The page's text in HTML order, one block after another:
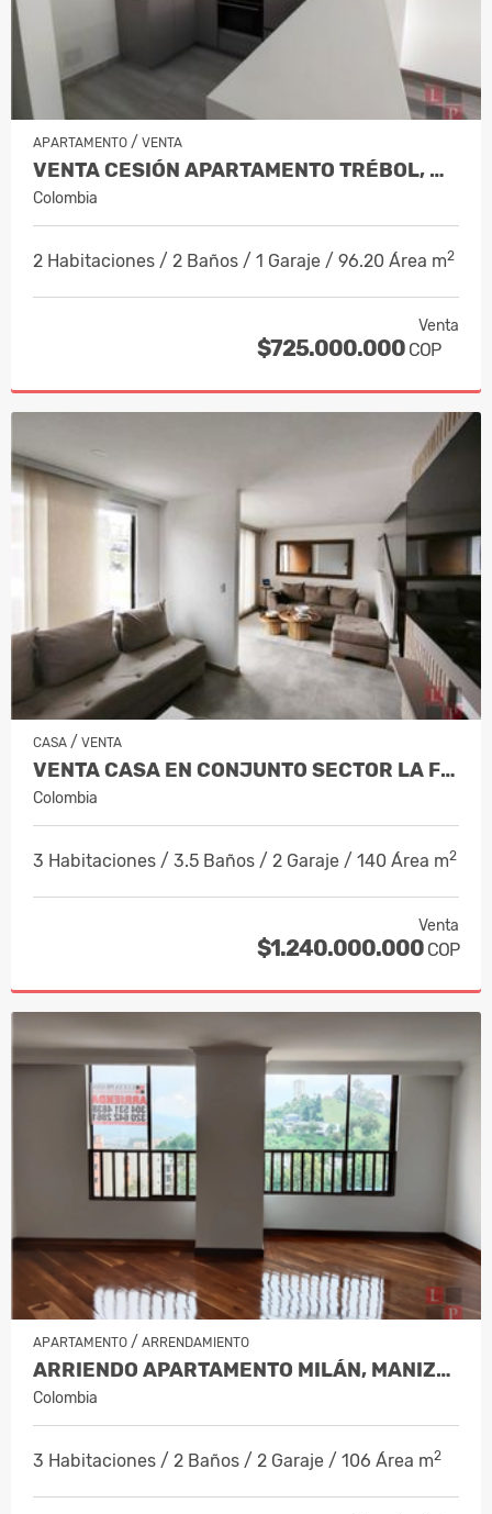
APARTAMENTO / VENTA
VENTA CESIÓN APARTAMENTO TRÉBOL, MAN…
Colombia
2 Habitaciones / 2 Baños / 1 Garaje / 96.20 Área m2
Venta
$725.000.000 COP
CASA / VENTA
VENTA CASA EN CONJUNTO SECTOR LA FLORID…
Colombia
3 Habitaciones / 3.5 Baños / 2 Garaje / 140 Área m2
Venta
$1.240.000.000 COP
APARTAMENTO / ARRENDAMIENTO
ARRIENDO APARTAMENTO MILÁN, MANIZAL…
Colombia
3 Habitaciones / 2 Baños / 2 Garaje / 106 Área m2